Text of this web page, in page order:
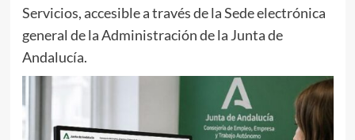
Servicios, accesible a través de la Sede electrónica
general de la Administración de la Junta de
Andalucía.